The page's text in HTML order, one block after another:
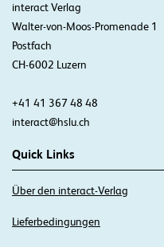
interact Verlag
Walter-von-Moos-Promenade 1
Postfach
CH-6002 Luzern
+41 41 367 48 48
interact@hslu.ch
Quick Links
Über den interact-Verlag
Lieferbedingungen